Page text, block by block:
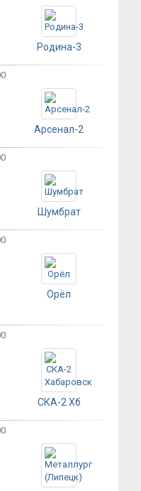
Родина-3
Арсенал-2
Шумбрат
Орёл
СКА-2 Хб